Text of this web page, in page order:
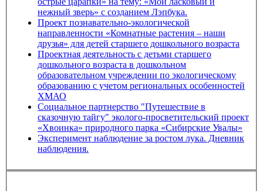
нежный зверь» с созданием Лэпбука.
Проект познавательно-экологической
направленности «Комнатные растения – наши
друзья» для детей старшего дошкольного возраста
Проектная деятельность с детьми старшего
дошкольного возраста в дошкольном
образовательном учреждении по экологическому
образованию с учетом региональных особенностей
ХМАО
Социальное партнерство "Путешествие в
сказочную тайгу" эколого-просветительский проект
«Хвоинка» природного парка «Сибирские Увалы»
Эксперимент наблюдение за ростом лука. Дневник
наблюдения.